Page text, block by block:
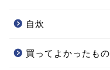
自炊
買ってよかったもの